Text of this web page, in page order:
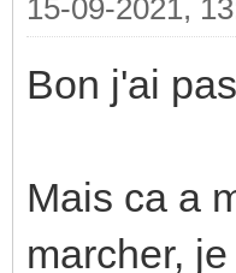
15-09-2021,
Bon j'ai
Mais ca a
marcher,